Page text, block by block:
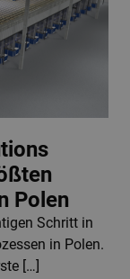
Polen
Schritt in
in Polen.
[…]